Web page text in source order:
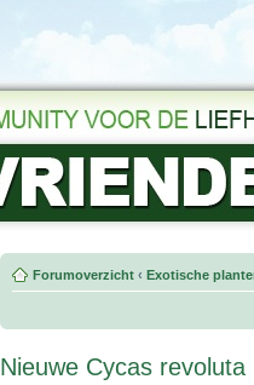
Forumoverzicht ‹ Exotische
Nieuwe Cycas revoluta